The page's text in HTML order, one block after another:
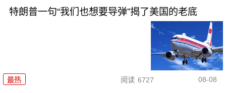
特朗普一句“我们也想要导弹”揭了美国的老底
最热 阅读 6727 08-08